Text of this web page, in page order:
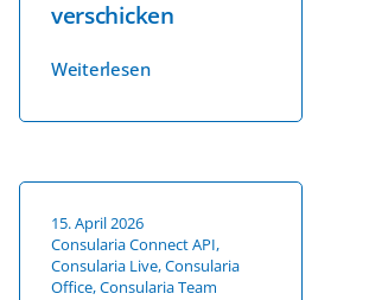
verschicken
Weiterlesen
15. April 2026
Consularia Connect API,
Consularia Live,Consularia
Office,Consularia Team